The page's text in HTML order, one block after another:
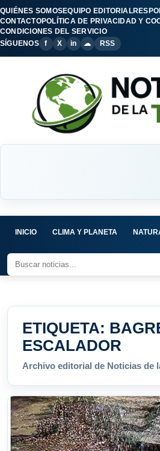
QUIÉNES SOMOSEQUIPO EDITORIAL
CONTACTOPOLÍTICA DE PRIVACIDAD Y
CONDICIONES DEL SERVICIO
SÍGUENOS
f X in ☁ RSS
INICIO CLIMA Y PLANETA
ETIQUETA:
ESCALADOR
Archivo editorial de Noticias de